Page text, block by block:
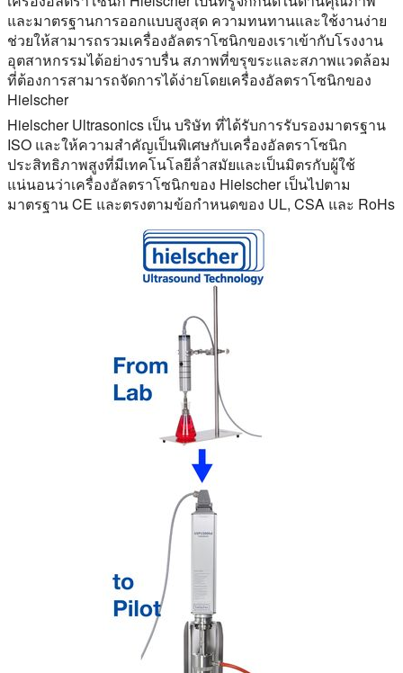
และมาตรฐานการออกแบบสูงสุด ความทนทานและใช้งานง่าย
ช่วยให้สามารถรวมเครื่องอัลตราโซนิกของเราเข้ากับโรงงาน
อุตสาหกรรมได้อย่างราบรื่น สภาพที่ขรุขระและสภาพแวดล้อม
ที่ต้องการสามารถจัดการได้ง่ายโดยเครื่องอัลตราโซนิกของ
Hielscher
Hielscher Ultrasonics เป็น บริษัท ที่ได้รับการรับรองมาตรฐาน
ISO และให้ความสําคัญเป็นพิเศษกับเครื่องอัลตราโซนิก
ประสิทธิภาพสูงที่มีเทคโนโลยีล้ําสมัยและเป็นมิตรกับผู้ใช้
แน่นอนว่าเครื่องอัลตราโซนิกของ Hielscher เป็นไปตาม
มาตรฐาน CE และตรงตามข้อกําหนดของ UL, CSA และ RoHs